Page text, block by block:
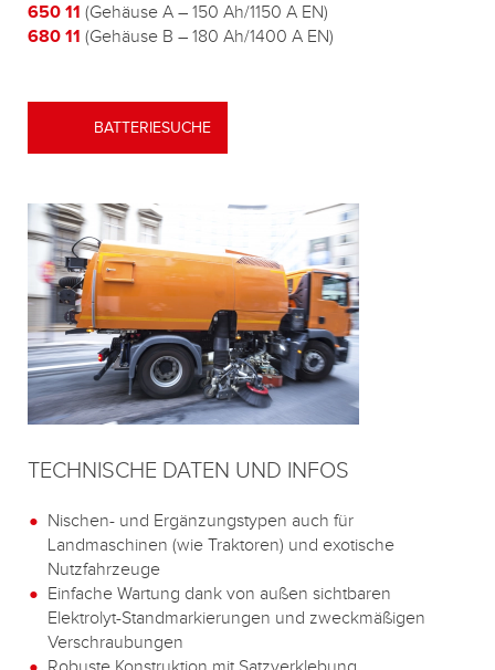
650 11 (Gehäuse A – 150 Ah/1150 A EN)
680 11 (Gehäuse B – 180 Ah/1400 A EN)
BATTERIESUCHE
TECHNISCHE DATEN UND INFOS
Nischen- und Ergänzungstypen auch für
Landmaschinen (wie Traktoren) und exotische
Nutzfahrzeuge
Einfache Wartung dank von außen sichtbaren
Elektrolyt-Standmarkierungen und zweckmäßigen
Verschraubungen